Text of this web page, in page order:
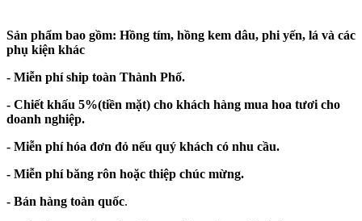
Sản phẩm bao gồm: Hồng tím, hồng kem dâu, phi yến, lá và các
phụ kiện khác
- Miễn phí ship toàn Thành Phố.
- Chiết khấu 5%(tiền mặt) cho khách hàng mua hoa tươi cho
doanh nghiệp.
- Miễn phí hóa đơn đỏ nếu quý khách có nhu cầu.
- Miễn phí băng rôn hoặc thiệp chúc mừng.
- Bán hàng toàn quốc.